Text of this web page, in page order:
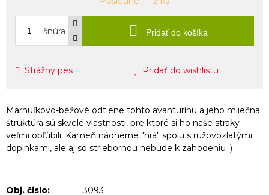
šnúra Pridať do košíka
Strážny pes Pridať do wishlistu
Marhuľkovo-béžové odtiene tohto avanturínu a jeho mliečna
štruktúra sú skvelé vlastnosti, pre ktoré si ho naše straky
veľmi obľúbili. Kameň nádherne "hrá" spolu s ružovozlatými
doplnkami, ale aj so striebornou nebude k zahodeniu :)
Obj. čislo: 3093